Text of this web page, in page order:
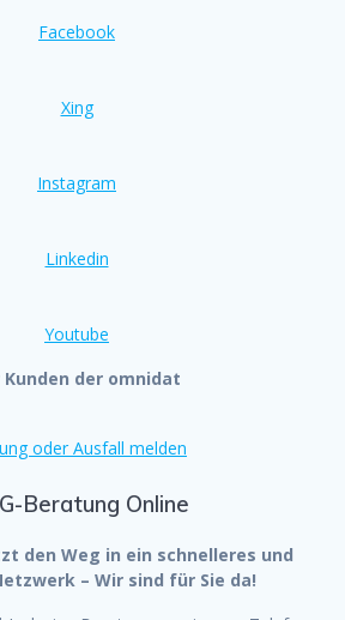
Facebook
Xing
Instagram
Linkedin
Youtube
Kunden der omnidat
oder Ausfall melden
Beratung Online
den Weg in ein schnelleres und
– Wir sind für Sie da!